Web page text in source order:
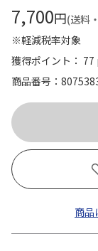
7,700円(送料
※軽減税率対象
獲得ポイント： 77
商品番号
商品